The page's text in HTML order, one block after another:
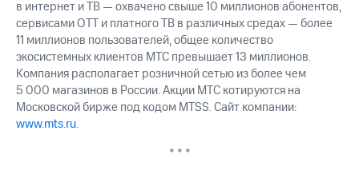
в интернет и ТВ — охвачено свыше 10 миллионов абонентов,
сервисами OTT и платного ТВ в различных средах — более
11 миллионов пользователей, общее количество
экосистемных клиентов МТС превышает 13 миллионов.
Компания располагает розничной сетью из более чем
5 000 магазинов в России. Акции МТС котируются на
Московской бирже под кодом MTSS. Сайт компании:
www.mts.ru.
* * *